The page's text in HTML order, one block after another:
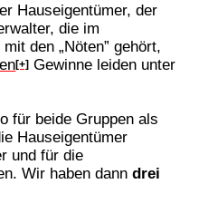
Hauseigentümer, der
die im
den „Nöten” gehört,
[+] Gewinne leiden unter
für beide Gruppen als
Hauseigentümer
und für die
Wir haben danndrei